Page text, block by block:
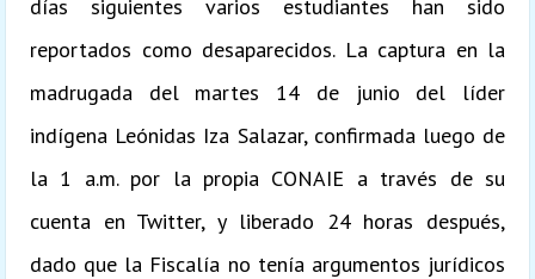
días siguientes varios estudiantes han sido
reportados como desaparecidos. La captura en la
madrugada del martes 14 de junio del líder
indígena Leónidas Iza Salazar, confirmada luego de
la 1 a.m. por la propia CONAIE a través de su
cuenta en Twitter, y liberado 24 horas después,
dado que la Fiscalía no tenía argumentos jurídicos